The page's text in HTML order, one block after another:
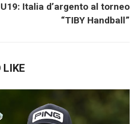
Italia d’argento al torneo
“TIBY Handball”
LIKE